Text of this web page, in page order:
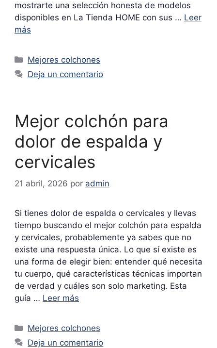
mostrarte una selección honesta de modelos
disponibles en La Tienda HOME con sus … Leer
más
Categorías
Mejores colchones
Deja un comentario
Mejor colchón para
dolor de espalda y
cervicales
21 abril, 2026 por admin
Si tienes dolor de espalda o cervicales y llevas
tiempo buscando el mejor colchón para espalda
y cervicales, probablemente ya sabes que no
existe una respuesta única. Lo que sí existe es
una forma de elegir bien: entender qué necesita
tu cuerpo, qué características técnicas importan
de verdad y cuáles son solo marketing. Esta
guía … Leer más
Categorías
Mejores colchones
Deja un comentario